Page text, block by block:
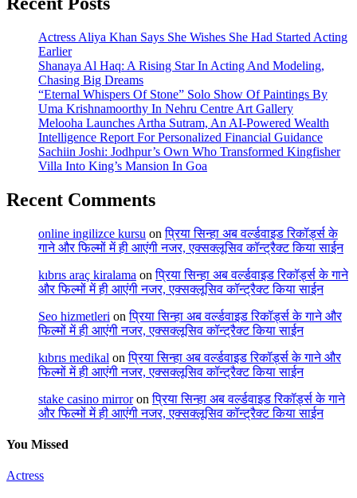
Actress Aliya Khan Says She Wishes She Had Started Acting
Earlier
Shanaya Al Haq: A Rising Star In Acting And Modeling,
Chasing Big Dreams
“Eternal Whispers Of Stone” Solo Show Of Paintings By
Uma Krishnamoorthy In Nehru Centre Art Gallery
Melooha Launches Artha Sutram, An AI-Powered Wealth
Intelligence Report For Personalized Financial Guidance
Sachiin Joshi: Jodhpur’s Own Who Transformed Kingfisher
Villa Into King’s Mansion In Goa
Recent Comments
online ingilizce kursu onप्रिया सिन्हा अब वर्ल्डवाइड रिकॉर्ड्स के
गाने और फिल्मों में ही आएंगी नजर, एक्सक्लूसिव कॉन्ट्रैक्ट किया साईन
kıbrıs araç kiralama onप्रिया सिन्हा अब वर्ल्डवाइड रिकॉर्ड्स के गाने
और फिल्मों में ही आएंगी नजर, एक्सक्लूसिव कॉन्ट्रैक्ट किया साईन
Seo hizmetleri onप्रिया सिन्हा अब वर्ल्डवाइड रिकॉर्ड्स के गाने और
फिल्मों में ही आएंगी नजर, एक्सक्लूसिव कॉन्ट्रैक्ट किया साईन
kıbrıs medikal onप्रिया सिन्हा अब वर्ल्डवाइड रिकॉर्ड्स के गाने और
फिल्मों में ही आएंगी नजर, एक्सक्लूसिव कॉन्ट्रैक्ट किया साईन
stake casino mirroronप्रिया सिन्हा अब वर्ल्डवाइड रिकॉर्ड्स के गाने
और फिल्मों में ही आएंगी नजर, एक्सक्लूसिव कॉन्ट्रैक्ट किया साईन
You Missed
Actress